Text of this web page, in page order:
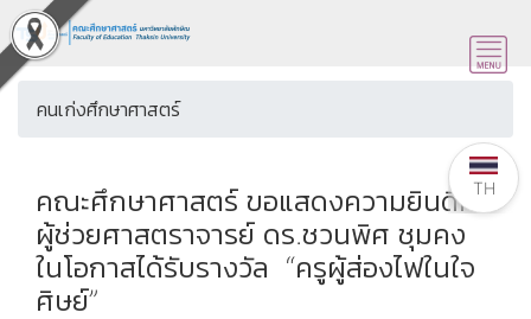
คนเก่งศึกษาศาสตร์
คณะศึกษาศาสตร์ ขอแสดงความยินดีกับ
ผู้ช่วยศาสตราจารย์ ดร.ชวนพิศ ชุมคง
ในโอกาสได้รับรางวัล “ครูผู้ส่องไฟในใจ
ศิษย์”
TH